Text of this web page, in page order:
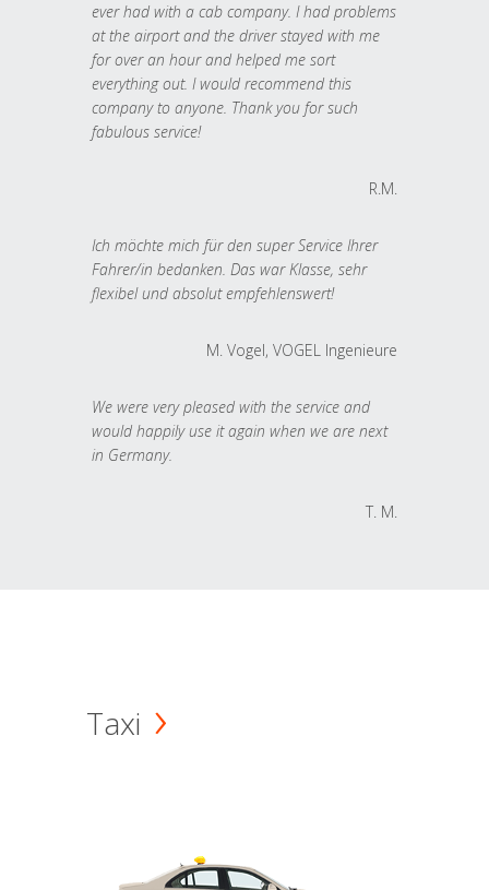
ever had with a cab company. I had problems
at the airport and the driver stayed with me
for over an hour and helped me sort
everything out. I would recommend this
company to anyone. Thank you for such
fabulous service!
R.M.
Ich möchte mich für den super Service Ihrer
Fahrer/in bedanken. Das war Klasse, sehr
flexibel und absolut empfehlenswert!
M. Vogel, VOGEL Ingenieure
We were very pleased with the service and
would happily use it again when we are next
in Germany.
T. M.
Taxi